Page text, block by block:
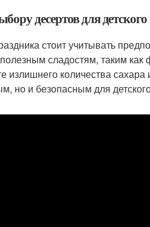
десертов для
стоит учитывать
сладостям, таким
излишнего количества
но и безопасным для